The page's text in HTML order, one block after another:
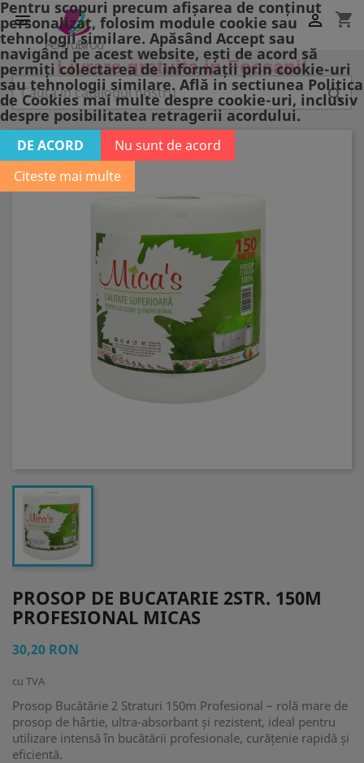
 shopping_cart

Livrare gratuita in Focsani!

PROSOP DE BUCATARIE 2STR. 150M
PROFESIONAL MICAS
30,20 RON
cu TVA
Prosop Bucătărie 2 Straturi 150m Profesional – rolă mare de
prosop de hârtie, ultra-absorbant și rezistent, ideal pentru
utilizare intensă în bucătării profesionale, curățenie rapidă și
eficientă.
Pentru scopuri precum afișarea de conținut
personalizat, folosim module cookie sau
tehnologii similare. Apăsând Accept sau
navigând pe acest website, ești de acord să
permiți colectarea de informații prin cookie-uri
sau tehnologii similare. Află in sectiunea Politica
de Cookies mai multe despre cookie-uri, inclusiv
despre posibilitatea retragerii acordului.
DE ACORD
Nu sunt de acord
Citeste mai multe